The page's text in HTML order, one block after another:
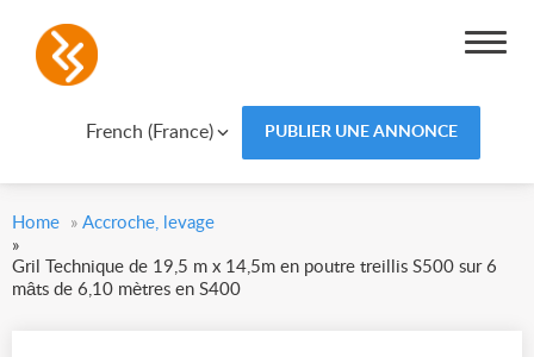
French (France) PUBLIER UNE ANNONCE
Home » Accroche, levage
»
Gril Technique de 19,5 m x 14,5m en poutre treillis S500 sur 6
mâts de 6,10 mètres en S400